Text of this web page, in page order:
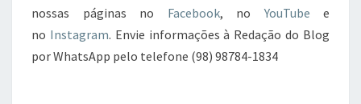
nossas páginas no Facebook, noYouTube e
no Instagram. Envie informações à Redação do Blog
por WhatsApp pelo telefone (98) 98784-1834